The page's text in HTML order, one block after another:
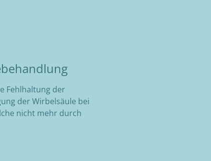
Fehlhaltung der
der Wirbelsäule bei
nicht mehr durch